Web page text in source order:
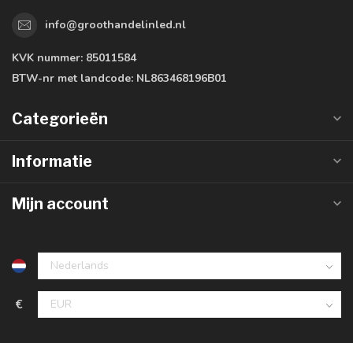
info@groothandelinled.nl
KVK nummer: 85011584
BTW-nr met landcode: NL863468196B01
Categorieën
Informatie
Mijn account
€